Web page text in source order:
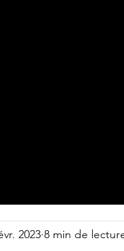
2023 8 min de